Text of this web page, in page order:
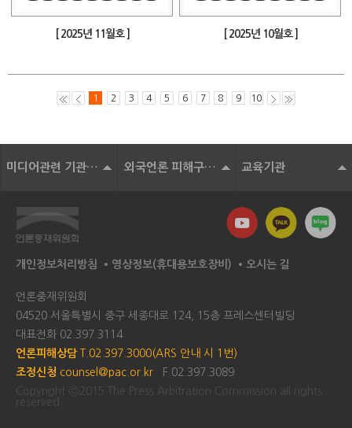
[ 2025년 11월호 ] [ 2025년 10월호 ]
1 2 3 4 5 6 7 8 9 10
미디어관련 기관 및 단체 외국언론 피해구제기구 교육기관
개인정보처리방침 영상정보(휴대용보호장비) 오시는 길
언론중재위원회
04520 서울특별시 중구 세종대로 124, 15층 프레스센터빌딩
대표전화 02.397.3114
언론피해상담 T.02.397.3000(ARS 안내 시 1번)
조정신청 counsel@pac.or.kr
F.02.397.3089
Copyright ⓒ2015 The Press Arbitration Commission all rights
reserved.